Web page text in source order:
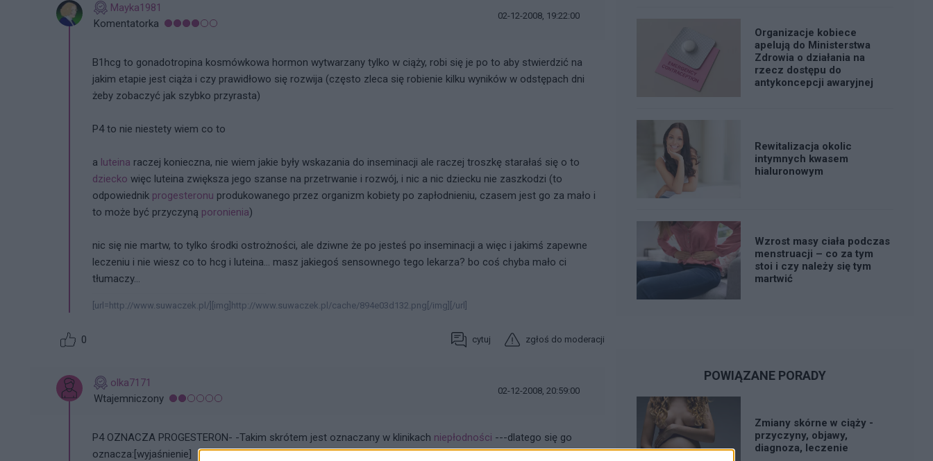
Mayka1981
Komentatorka
02-12-2008, 19:22:00
B1hcg to gonadotropina kosmówkowa hormon wytwarzany tylko w ciąży, robi się je po to aby stwierdzić na
jakim etapie jest ciąża i czy prawidłowo się rozwija (często zleca się robienie kilku wyników w odstępach dni
żeby zobaczyć jak szybko przyrasta)
P4 to nie niestety wiem co to
a luteina raczej konieczna, nie wiem jakie były wskazania do inseminacji ale raczej troszkę starałaś się o to
dziecko więc luteina zwiększa jego szanse na przetrwanie i rozwój, i nic a nic dziecku nie zaszkodzi (to
odpowiednik progesteronu produkowanego przez organizm kobiety po zapłodnieniu, czasem jest go za mało i
to może być przyczyną poronienia)
nic się nie martw, to tylko środki ostrożności, ale dziwne że po jesteś po inseminacji a więc i jakimś zapewne
leczeniu i nie wiesz co to hcg i luteina... masz jakiegoś sensownego tego lekarza? bo coś chyba mało ci
tłumaczy...
[url=http://www.suwaczek.pl/][img]http://www.suwaczek.pl/cache/894e03d132.png[/img][/url]
0 cytuj zgłoś do moderacji
olka7171
Wtajemniczony
02-12-2008, 20:59:00
P4 OZNACZA PROGESTERON- -Takim skrótem jest oznaczany w klinikach niepłodności ---dlatego się go
oznacza:[wyjaśnienie]
Organizacje kobiece
apelują do Ministerstwa
Zdrowia o działania na
rzecz dostępu do
antykoncepcji awaryjnej
Rewitalizacja okolic
intymnych kwasem
hialuronowym
Wzrost masy ciała podczas
menstruacji – co za tym
stoi i czy należy się tym
martwić
POWIĄZANE PORADY
Zmiany skórne w ciąży -
przyczyny, objawy,
diagnoza, leczenie